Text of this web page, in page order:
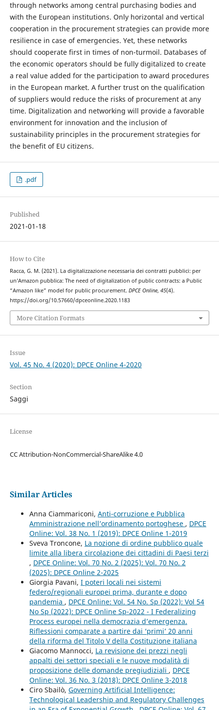
through networks among central purchasing bodies and
with the European institutions. Only horizontal and vertical
cooperation in the procurement strategies can provide more
resilience in case of emergencies. Yet, these networks
should cooperate first in times of non-turmoil. Databases of
the economic operators should be fully digitalized to create
a real value added for the participation to award procedures
in the European market. A further trust on the qualification
of suppliers would reduce the risks of procurement at any
time. Digitalization and networking will provide a favorable
environment for innovation and the inclusion of
sustainability principles in the procurement strategies for
the benefit of EU citizens.
.pdf
Published
2021-01-18
How to Cite
Racca, G. M. (2021). La digitalizzazione necessaria dei contratti pubblici: per
un’Amazon pubblica: The need of digitalization of public contracts: a Public
“Amazon like” model for public procurement. DPCE Online, 45(4).
https://doi.org/10.57660/dpceonline.2020.1183
More Citation Formats
Issue
Vol. 45 No. 4 (2020): DPCE Online 4-2020
Section
Saggi
License
CC Attribution-NonCommercial-ShareAlike 4.0
Similar Articles
Anna Ciammariconi, Anti-corruzione e Pubblica
Amministrazione nell’ordinamento portoghese , DPCE
Online: Vol. 38 No. 1 (2019): DPCE Online 1-2019
Sveva Troncone, La nozione di ordine pubblico quale
limite alla libera circolazione dei cittadini di Paesi terzi
, DPCE Online: Vol. 70 No. 2 (2025): Vol. 70 No. 2
(2025): DPCE Online 2-2025
Giorgia Pavani, I poteri locali nei sistemi
federo/regionali europei prima, durante e dopo
pandemia , DPCE Online: Vol. 54 No. Sp (2022): Vol 54
No Sp (2022): DPCE Online Sp-2022 - I Federalizing
Process europei nella democrazia d’emergenza.
Riflessioni comparate a partire dai ‘primi’ 20 anni
della riforma del Titolo V della Costituzione italiana
Giacomo Mannocci, La revisione dei prezzi negli
appalti dei settori speciali e le nuove modalità di
proposizione delle domande pregiudiziali , DPCE
Online: Vol. 36 No. 3 (2018): DPCE Online 3-2018
Ciro Sbailò, Governing Artificial Intelligence:
Technological Leadership and Regulatory Challenges